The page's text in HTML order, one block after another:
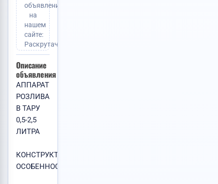
объявление
на
нашем
сайте:
Раскрутачка.ру
Описание
объявления
АППАРАТ
РОЗЛИВА
В ТАРУ
0,5-2,5
ЛИТРА
КОНСТРУКТИВНЫЕ
ОСОБЕННОСТИ: